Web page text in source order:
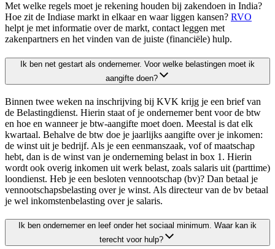
Met welke regels moet je rekening houden bij zakendoen in India?
Hoe zit de Indiase markt in elkaar en waar liggen kansen? RVO
helpt je met informatie over de markt, contact leggen met
zakenpartners en het vinden van de juiste (financiële) hulp.
Ik ben net gestart als ondernemer. Voor welke belastingen moet ik
aangifte doen?
Binnen twee weken na inschrijving bij KVK krijg je een brief van
de Belastingdienst. Hierin staat of je ondernemer bent voor de btw
en hoe en wanneer je btw-aangifte moet doen. Meestal is dat elk
kwartaal. Behalve de btw doe je jaarlijks aangifte over je inkomen:
de winst uit je bedrijf. Als je een eenmanszaak, vof of maatschap
hebt, dan is de winst van je onderneming belast in box 1. Hierin
wordt ook overig inkomen uit werk belast, zoals salaris uit (parttime)
loondienst. Heb je een besloten vennootschap (bv)? Dan betaal je
vennootschapsbelasting over je winst. Als directeur van de bv betaal
je wel inkomstenbelasting over je salaris.
Ik ben ondernemer en leef onder het sociaal minimum. Waar kan ik
terecht voor hulp?